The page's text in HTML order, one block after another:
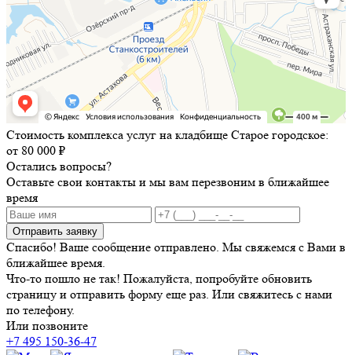
Стоимость комплекса услуг на кладбище Старое городское:
от 80 000 ₽
Остались вопросы?
Оставьте свои контакты и мы вам перезвоним в ближайшее
время
Отправить заявку
Спасибо! Ваше сообщение отправлено. Мы свяжемся с Вами в
ближайшее время.
Что-то пошло не так! Пожалуйста, попробуйте обновить
страницу и отправить форму еще раз. Или свяжитесь с нами
по телефону.
Или позвоните
+7 495 150-36-47